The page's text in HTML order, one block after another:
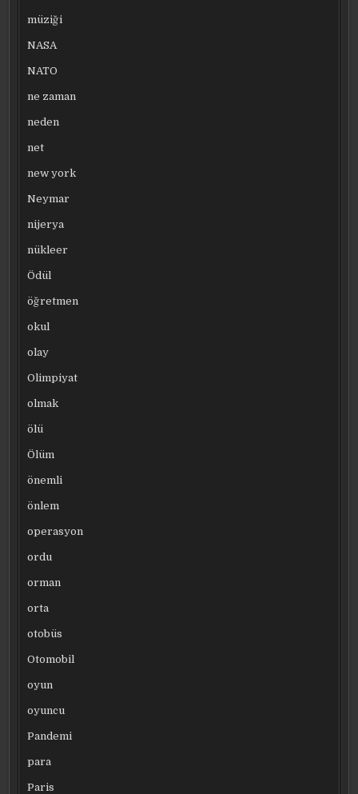
müziği
NASA
NATO
ne zaman
neden
net
new york
Neymar
nijerya
nükleer
Ödül
öğretmen
okul
olay
Olimpiyat
olmak
ölü
Ölüm
önemli
önlem
operasyon
ordu
orman
orta
otobüs
Otomobil
oyun
oyuncu
Pandemi
para
Paris